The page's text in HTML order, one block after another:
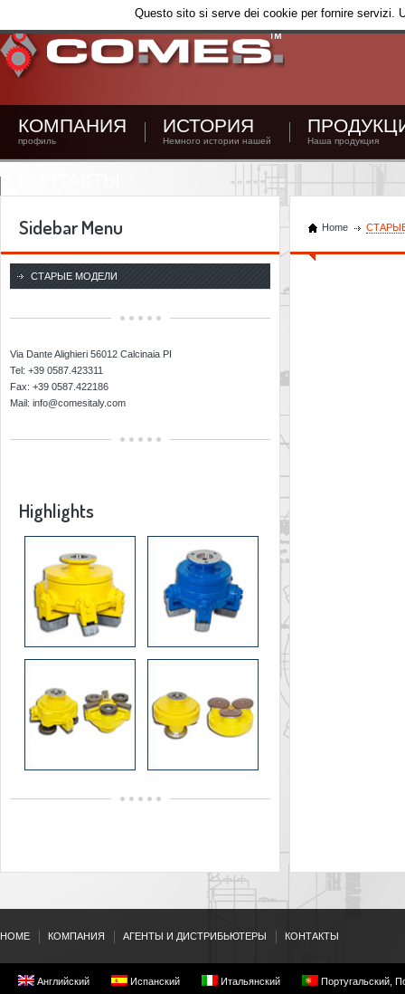
КОМПАНИЯ
профиль
ИСТОРИЯ
Немного истории нашей Наша продукция
Sidebar Menu
Home
СТАРЫЕ МОДЕЛИ
Via Dante Alighieri 56012 Calcinaia PI
Tel: +39 0587.423311
Fax: +39 0587.422186
Mail: info@comesitaly.com
Highlights
HOME КОМПАНИЯ АГЕНТЫ И ДИСТРИБЬЮТЕРЫ КОНТАКТЫ
Questo sito si serve dei cookie per fornire servizi.
Английский Испанский Итальянский Португальский,